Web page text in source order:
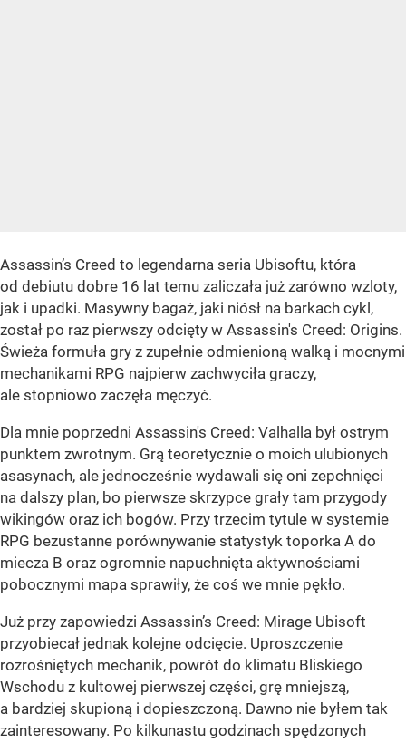
Assassin’s Creed to legendarna seria Ubisoftu, która
od debiutu dobre 16 lat temu zaliczała już zarówno wzloty,
jak i upadki. Masywny bagaż, jaki niósł na barkach cykl,
został po raz pierwszy odcięty w Assassin's Creed: Origins.
Świeża formuła gry z zupełnie odmienioną walką i mocnymi
mechanikami RPG najpierw zachwyciła graczy,
ale stopniowo zaczęła męczyć.
Dla mnie poprzedni Assassin's Creed: Valhalla był ostrym
punktem zwrotnym. Grą teoretycznie o moich ulubionych
asasynach, ale jednocześnie wydawali się oni zepchnięci
na dalszy plan, bo pierwsze skrzypce grały tam przygody
wikingów oraz ich bogów. Przy trzecim tytule w systemie
RPG bezustanne porównywanie statystyk toporka A do
miecza B oraz ogromnie napuchnięta aktywnościami
pobocznymi mapa sprawiły, że coś we mnie pękło.
Już przy zapowiedzi Assassin’s Creed: Mirage Ubisoft
przyobiecał jednak kolejne odcięcie. Uproszczenie
rozrośniętych mechanik, powrót do klimatu Bliskiego
Wschodu z kultowej pierwszej części, grę mniejszą,
a bardziej skupioną i dopieszczoną. Dawno nie byłem tak
zainteresowany. Po kilkunastu godzinach spędzonych